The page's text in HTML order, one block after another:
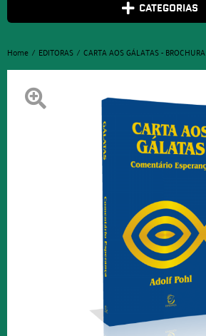
CATEGORIAS
Home EDITORAS CARTA AOS GÁLATAS - BROCHURA